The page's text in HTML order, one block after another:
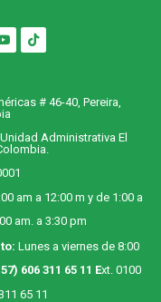
# 46-40, Pereira,
Administrativa El
am a 12:00 m y de 1:00 a
am. a 3:30 pm
Lunes a viernes de 8:00
606 311 65 11 Ext. 0100
65 11